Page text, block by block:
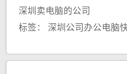
深圳卖电脑的公司
标签：
深圳公司办公电脑